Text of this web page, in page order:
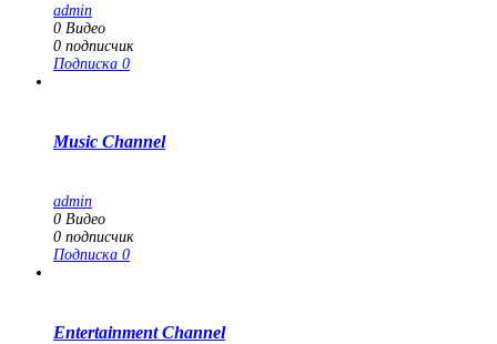
admin
0 Видео
0 подписчик
Подписка 0
Music Channel
admin
0 Видео
0 подписчик
Подписка 0
Entertainment Channel